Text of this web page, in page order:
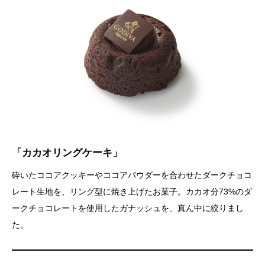
「カカオリングケーキ」
砕いたココアクッキーやココアパウダーを合わせたダークチョコ
レート生地を、リング型に焼き上げたお菓子。カカオ分73%のダ
ークチョコレートを使用したガナッシュを、真ん中に絞りまし
た。